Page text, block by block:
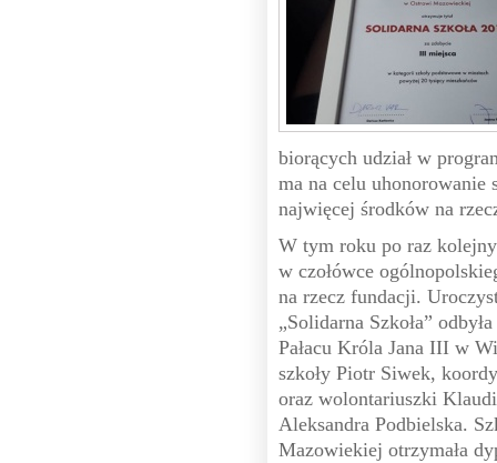
biorących udział w
ma na celu uhonorowanie
najwięcej środków na
W tym roku po raz
w czołówce
na rzecz fundacji.
„Solidarna Szkoła”
Pałacu Króla Jana III w
szkoły Piotr Siwek,
oraz wolontariuszki
Aleksandra Podbielska.
Mazowiekiej otrzymała